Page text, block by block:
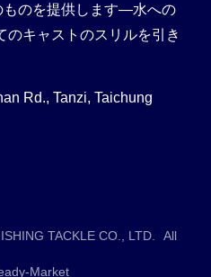
ものを提供します—水への
のキャストのスリルを引き
Rd., Tanzi, Taichung
TACKLE CO., LTD.
All
Market